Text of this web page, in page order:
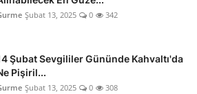
Şubat 13, 2025 0 342
Şubat Sevgililer Gününde Kahvaltı'da
Pişiril...
Şubat 13, 2025 0 308